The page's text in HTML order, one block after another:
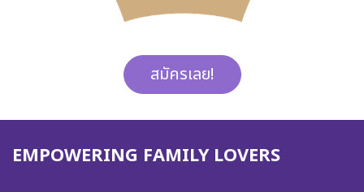
สมัครเลย!
EMPOWERING FAMILY LOVERS